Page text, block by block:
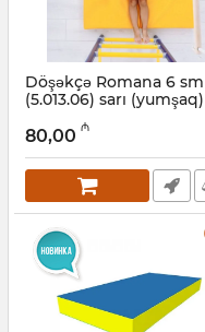
Döşəkçə Romana 6 sm
(5.013.06) sarı (yumşaq)
001002073
80,00 ₼